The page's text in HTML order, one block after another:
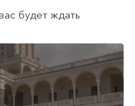
будет ждать